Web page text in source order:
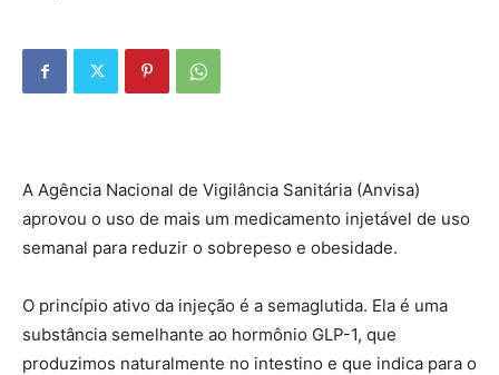
A Agência Nacional de Vigilância Sanitária (Anvisa)
aprovou o uso de mais um medicamento injetável de uso
semanal para reduzir o sobrepeso e obesidade.
O princípio ativo da injeção é a semaglutida. Ela é uma
substância semelhante ao hormônio GLP-1, que
produzimos naturalmente no intestino e que indica para o